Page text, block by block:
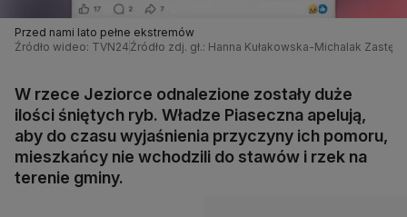
Przed nami lato pełne ekstremów
Źródło wideo: TVN24 Źródło zdj. gł.: Hanna Kułakowska-Michalak
W rzece Jeziorce odnalezione zostały duże
ilości śniętych ryb. Władze Piaseczna apelują,
aby do czasu wyjaśnienia przyczyny ich pomoru,
mieszkańcy nie wchodzili do stawów i rzek na
terenie gminy.